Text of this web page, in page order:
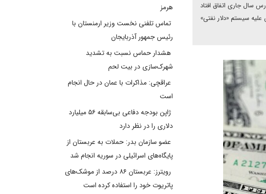
سال جاری اتفاق افتاد
سیستم «دلار نفتی»
هرمز
تماس تلفنی نخست وزیر ارمنستان با
رئیس جمهور آذربایجان
هشدار حماس نسبت به تشدید
شهرک‌سازی در بیت‌ لحم
عراقچی: مذاکرات با عمان در حال انجام
است
ژاپن بودجه دفاعی بی‌سابقه ۵۶ میلیارد
دلاری را در نظر دارد
عضو سازمان بدر: حملات به عربستان از
پایگاه‌های اسرائیلی در سوریه انجام شد
رویترز: عربستان ۸۶ درصد از موشک‌های
پاتریوت خود را استفاده کرده است